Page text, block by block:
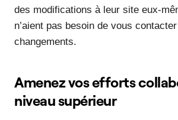
des modifications à leur site eux-
n’aient pas besoin de vous
changements.
Amenez vos efforts
niveau supérieur